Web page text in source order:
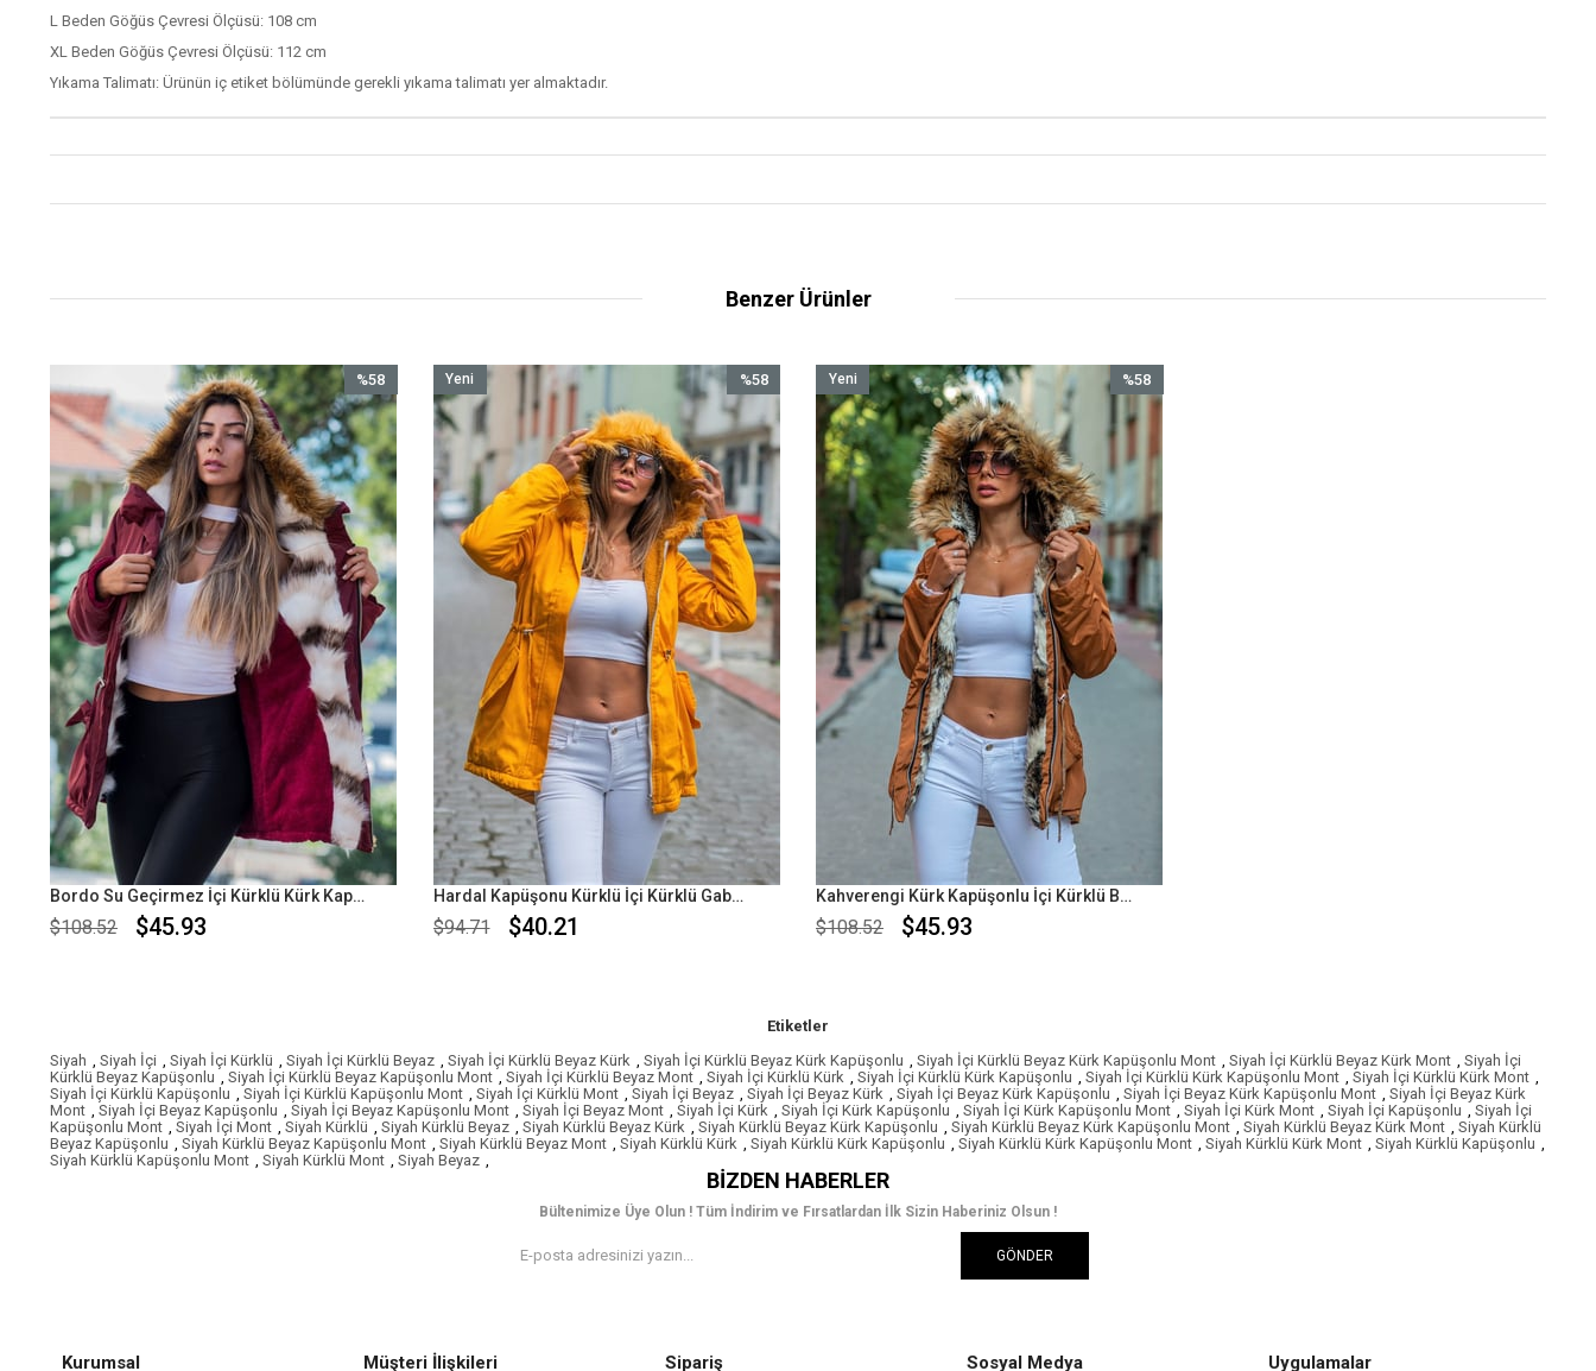
L Beden Göğüs Çevresi Ölçüsü: 108 cm
XL Beden Göğüs Çevresi Ölçüsü: 112 cm
Yıkama Talimatı: Ürünün iç etiket bölümünde gerekli yıkama talimatı yer almaktadır.
Benzer Ürünler
Bordo Su Geçirmez İçi Kürklü Kürk Kapüşonlu Mont
$45.93
$108.52
%58
İndirim
%58İndirim
Hardal Kapüşonu Kürklü İçi Kürklü Gabardin Mont
$40.21
$94.71
%58
İndirim
%58İndirim
Yeni
Ürün
Kahverengi Kürk Kapüşonlu İçi Kürklü Beli Büzgülü Su Geçirmez Mont
$45.93
$108.52
%58
İndirim
%58İndirim
Yeni
Ürün
Etiketler
Siyah
Siyah İçi Siyah İçi Kürklü Siyah İçi Kürklü Beyaz Siyah İçi Kürklü Beyaz Kürk Siyah İçi Kürklü Beyaz Kürk Kapüşonlu Siyah İçi Kürklü Beyaz Kürk Kapüşonlu Mont Siyah İçi Kürklü Beyaz Kürk Mont
Siyah İçi
Kürklü Beyaz Kapüşonlu
Siyah İçi Kürklü Beyaz Kapüşonlu Mont Siyah İçi Kürklü Beyaz Mont Siyah İçi Kürklü Kürk Siyah İçi Kürklü Kürk Kapüşonlu Siyah İçi Kürklü Kürk Kapüşonlu Mont Siyah İçi Kürklü Kürk Mont
Siyah İçi Kürklü Kapüşonlu
Siyah İçi Kürklü Kapüşonlu Mont Siyah İçi Kürklü Mont Siyah İçi Beyaz Siyah İçi Beyaz Kürk Siyah İçi Beyaz Kürk Kapüşonlu Siyah İçi Beyaz Kürk Kapüşonlu Mont
Siyah İçi Beyaz Kürk
Mont
Siyah İçi Beyaz Kapüşonlu Siyah İçi Beyaz Kapüşonlu Mont Siyah İçi Beyaz Mont Siyah İçi Kürk Siyah İçi Kürk Kapüşonlu Siyah İçi Kürk Kapüşonlu Mont Siyah İçi Kürk Mont Siyah İçi Kapüşonlu
Siyah İçi
Kapüşonlu Mont
Siyah İçi Mont Siyah Kürklü Siyah Kürklü Beyaz Siyah Kürklü Beyaz Kürk Siyah Kürklü Beyaz Kürk Kapüşonlu Siyah Kürklü Beyaz Kürk Kapüşonlu Mont Siyah Kürklü Beyaz Kürk Mont
Siyah Kürklü
Beyaz Kapüşonlu
Siyah Kürklü Beyaz Kapüşonlu Mont Siyah Kürklü Beyaz Mont Siyah Kürklü Kürk Siyah Kürklü Kürk Kapüşonlu Siyah Kürklü Kürk Kapüşonlu Mont Siyah Kürklü Kürk Mont Siyah Kürklü Kapüşonlu
Siyah Kürklü Kapüşonlu Mont
Siyah Kürklü Mont Siyah Beyaz
BIZDEN HABERLER
Bültenimize Üye Olun ! Tüm İndirim ve Fırsatlardan İlk Sizin Haberiniz Olsun !
GÖNDER
Kurumsal Müşteri İlişkileri Sipariş Sosyal Medya Uygulamalar